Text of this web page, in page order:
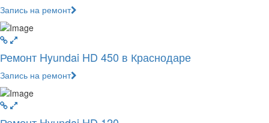
Запись на ремонт
Ремонт Hyundai HD 450 в Краснодаре
Запись на ремонт